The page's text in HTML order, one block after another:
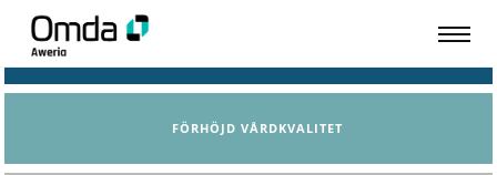
FÖRHÖJD VÅRDKVALITET